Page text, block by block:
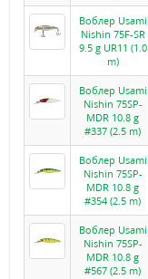
Воблер Usami
Nishin 75F-SR
9.5 g UR11 (1.0
m)
Воблер Usami
Nishin 75SP-
MDR 10.8 g
#337 (2.5 m)
Воблер Usami
Nishin 75SP-
MDR 10.8 g
#354 (2.5 m)
Воблер Usami
Nishin 75SP-
MDR 10.8 g
#567 (2.5 m)